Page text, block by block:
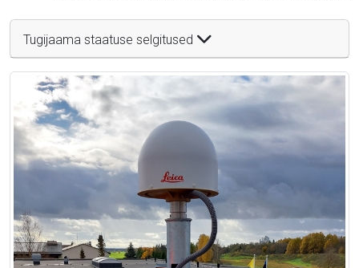
Tugijaama staatuse selgitused